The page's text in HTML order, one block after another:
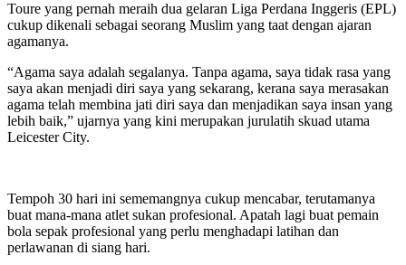
Toure yang pernah meraih dua gelaran Liga Perdana Inggeris (EPL)
cukup dikenali sebagai seorang Muslim yang taat dengan ajaran
agamanya.
“Agama saya adalah segalanya. Tanpa agama, saya tidak rasa yang
saya akan menjadi diri saya yang sekarang, kerana saya merasakan
agama telah membina jati diri saya dan menjadikan saya insan yang
lebih baik,” ujarnya yang kini merupakan jurulatih skuad utama
Leicester City.
Tempoh 30 hari ini sememangnya cukup mencabar, terutamanya
buat mana-mana atlet sukan profesional. Apatah lagi buat pemain
bola sepak profesional yang perlu menghadapi latihan dan
perlawanan di siang hari.